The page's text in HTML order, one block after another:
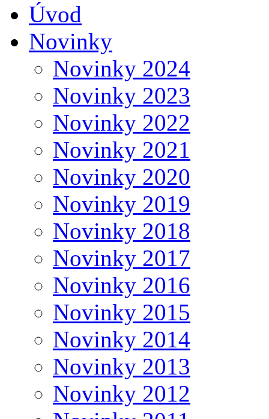
Úvod
Novinky
Novinky 2024
Novinky 2023
Novinky 2022
Novinky 2021
Novinky 2020
Novinky 2019
Novinky 2018
Novinky 2017
Novinky 2016
Novinky 2015
Novinky 2014
Novinky 2013
Novinky 2012